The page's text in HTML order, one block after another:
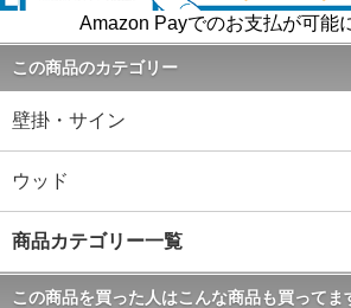
Amazon Payでのお支払が可能
この商品のカテゴリー
壁掛・サイン
ウッド
商品カテゴリー一覧
この商品を買った人はこんな商品も買ってま